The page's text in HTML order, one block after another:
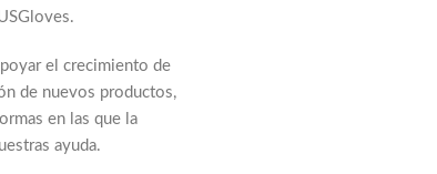
el crecimiento de
de nuevos productos,
en las que la
ayuda.